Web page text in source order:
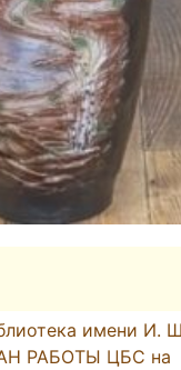
имени
РАБОТЫ ЦБС на